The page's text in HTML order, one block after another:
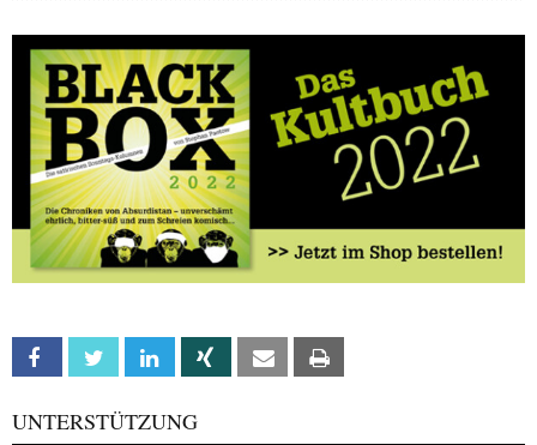
Facebook Twitter Linkedin Xing Email
UNTERSTÜTZUNG